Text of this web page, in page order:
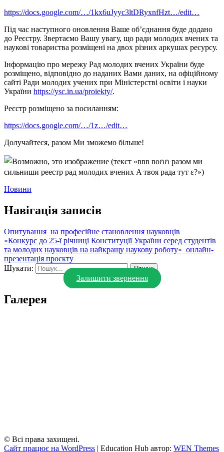
https://docs.google.com/…/1kx6uJyyc3ltDRyxnfHzt…/edit…
Під час наступного оновлення Ваше об’єднання буде додано
до Реєстру. Звертаємо Вашу увагу, що ради молодих вчених та
наукові товариства розміщені на двох різних аркушах ресурсу.
Інформацію про мережу Рад молодих вчених України буде
розміщено, відповідно до наданих Вами даних, на офіційному
сайті Ради молодих учених при Міністерстві освіти і науки
України https://ysc.in.ua/proiekty/.
Реєстр розміщено за посиланням:
https://docs.google.com/…/1z…/edit…
Долучайтеся, разом Ми зможемо більше!
Новини
Навігація записів
Опитування_на професійне становлення науковців
«Конкурс до 25-ї річниці Конституції України серед студентів
та молодих науковців на найкращу наукову роботу»_онлайн-
презентація проєкту
Шукати:
Залишити звернення
Галерея
© Всі права захищені.
Сайт працює на WordPress | Education Hub автор: WEN Themes